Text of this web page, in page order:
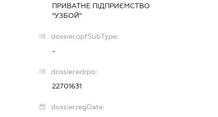
ПРИВАТНЕ ПІДПРИЄМСТВО
"УЗБОЙ"
dossier.opfSubType:
-
dossier.edrpo:
22701631
dossier.regDate: